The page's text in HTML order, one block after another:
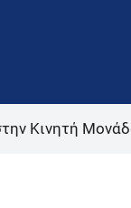
Κινητή